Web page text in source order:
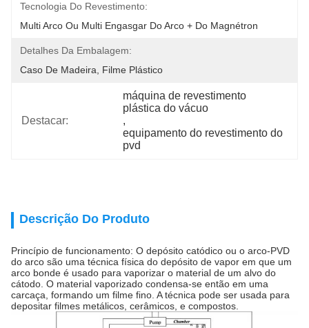
Tecnologia Do Revestimento:
Multi Arco Ou Multi Engasgar Do Arco + Do Magnétron
Detalhes Da Embalagem:
Caso De Madeira, Filme Plástico
Destacar:
máquina de revestimento
plástica do vácuo
,
equipamento do revestimento do
pvd
Descrição Do Produto
Princípio de funcionamento: O depósito catódico ou o arco-PVD
do arco são uma técnica física do depósito de vapor em que um
arco bonde é usado para vaporizar o material de um alvo do
cátodo. O material vaporizado condensa-se então em uma
carcaça, formando um filme fino. A técnica pode ser usada para
depositar filmes metálicos, cerâmicos, e compostos.